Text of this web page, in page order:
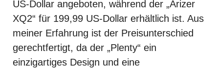
US-Dollar angeboten, während der „Arizer
XQ2“ für 199,99 US-Dollar erhältlich ist. Aus
meiner Erfahrung ist der Preisunterschied
gerechtfertigt, da der „Plenty“ ein
einzigartiges Design und eine